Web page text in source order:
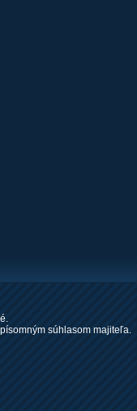
súhlasom majiteľa.